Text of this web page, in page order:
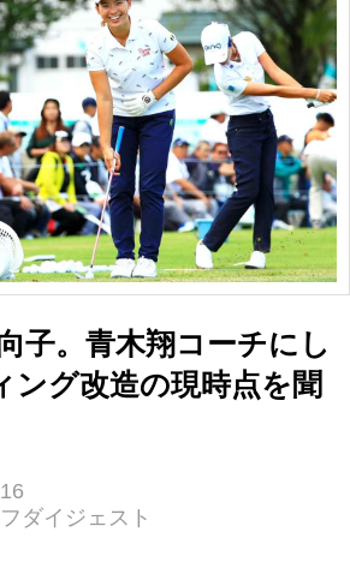
子。青木翔コーチにし
ング改造の現時点を聞
ダイジェスト